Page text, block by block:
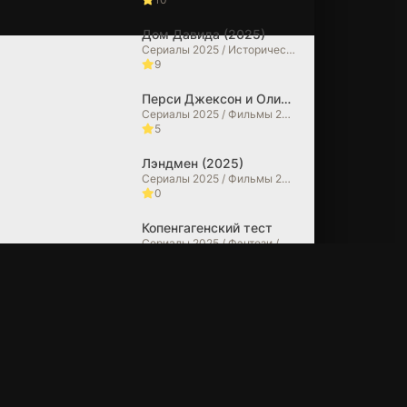
Дом Давида (2025)
Сериалы 2025 / Исторические фильмы / Фильмы 2025 / Фильмы в 4K
9
Перси Джексон и Олимпийцы (2025)
Сериалы 2025 / Фильмы 2025 / Фэнтези / Фильмы-приключения / Боевики / Зарубежные сериалы / Фильмы в 4K
5
Лэндмен (2025)
Сериалы 2025 / Фильмы 2025 / Драмы / Зарубежные сериалы
0
Копенгагенский тест
Сериалы 2025 / Фэнтези / Фантастические / Боевики / Зарубежные сериалы
Крутой поворот
(2025)